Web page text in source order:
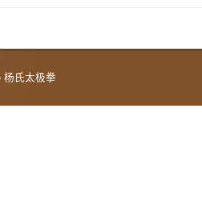
杨氏太极拳